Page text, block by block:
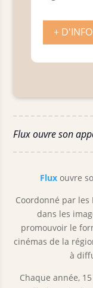
+
Flux ouvre son
Flux ouvre
Coordonné par
dans les
promouvoir le
cinémas de la
à
Chaque année,